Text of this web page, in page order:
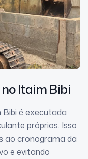
no Itaim Bibi
é executada
próprios. Isso
ao cronograma da
e evitando